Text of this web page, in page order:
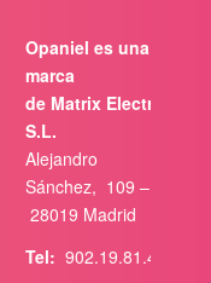
Opaniel es una
marca
de Matrix Electrónica,
S.L.
Alejandro
Sánchez, 109 –
28019 Madrid
Tel: 902.19.81.46